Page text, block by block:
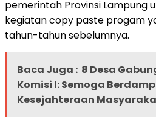
pemerintah Provinsi Lampung
kegiatan copy paste progam
tahun-tahun sebelumnya.
Baca Juga : 8 Desa
Komisi I: Semoga
Kesejahteraan